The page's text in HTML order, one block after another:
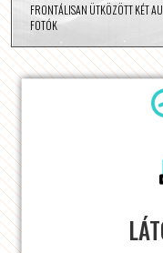
FRONTÁLISAN ÜTKÖZÖTT KÉT
FOTÓK